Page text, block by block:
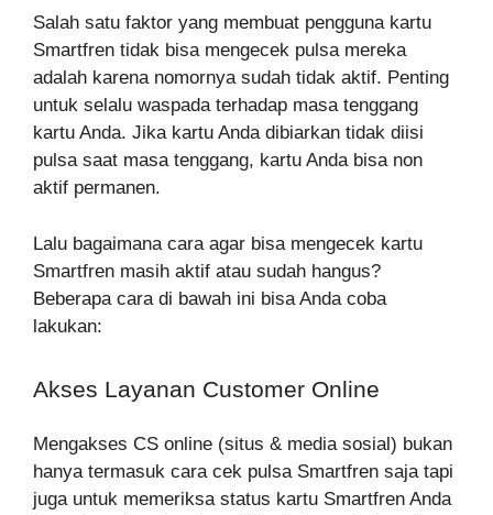
Salah satu faktor yang membuat pengguna kartu
Smartfren tidak bisa mengecek pulsa mereka
adalah karena nomornya sudah tidak aktif. Penting
untuk selalu waspada terhadap masa tenggang
kartu Anda. Jika kartu Anda dibiarkan tidak diisi
pulsa saat masa tenggang, kartu Anda bisa non
aktif permanen.
Lalu bagaimana cara agar bisa mengecek kartu
Smartfren masih aktif atau sudah hangus?
Beberapa cara di bawah ini bisa Anda coba
lakukan:
Akses Layanan Customer Online
Mengakses CS online (situs & media sosial) bukan
hanya termasuk cara cek pulsa Smartfren saja tapi
juga untuk memeriksa status kartu Smartfren Anda